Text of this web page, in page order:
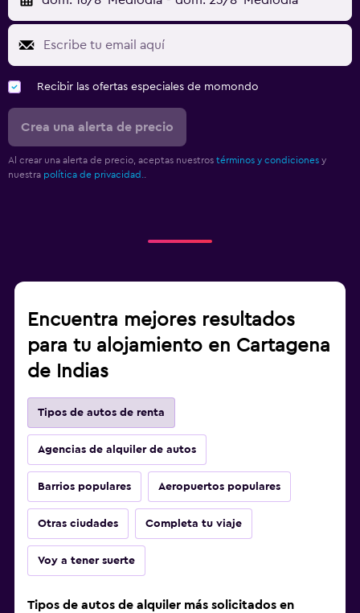
Recibir las ofertas especiales de momondo
Crea una alerta de precio
Al crear una alerta de precio, aceptas nuestros términos y condiciones y
nuestra política de privacidad.
Encuentra mejores resultados
para tu alojamiento en Cartagena
de Indias
Tipos de autos de renta
Agencias de alquiler de autos
Barrios populares Aeropuertos populares
Otras ciudades Completa tu viaje
Voy a tener suerte
Tipos de autos de alquiler más solicitados en